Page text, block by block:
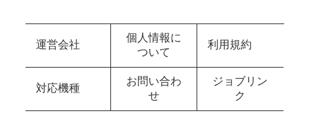
運営会社
個人情報に
ついて
利用規約
対応機種
お問い合わ
せ
ジョブリン
ク